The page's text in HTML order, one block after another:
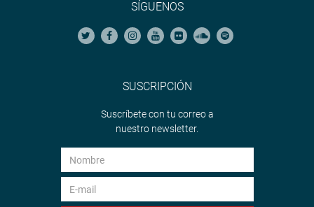
SÍGUENOS
SUSCRIPCIÓN
Suscríbete con tu correo a
nuestro newsletter.